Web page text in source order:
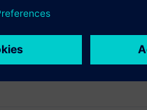
s odděleným čidlem